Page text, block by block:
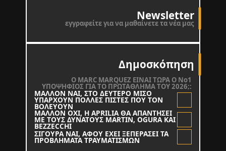
Newsletter
εγγραφείτε για να μαθαίνετε τα νέα μας
Δημοσκόπηση
O MARC MARQUEZ ΕΙΝΑΙ ΤΩΡΑ Ο Νο1
ΥΠΟΨΗΦΙΟΣ ΓΙΑ ΤΟ ΠΡΩΤΑΘΛΗΜΑ ΤΟΥ 2026;:
ΜΑΛΛΟΝ ΝΑΙ, ΣΤΟ ΔΕΥΤΕΡΟ ΜΙΣΟ
ΥΠΑΡΧΟΥΝ ΠΟΛΛΕΣ ΠΙΣΤΕΣ ΠΟΥ ΤΟΝ
ΒΟΛΕΥΟΥΝ
ΜΑΛΛΟΝ ΟΧΙ, Η APRILIA ΘΑ ΑΠΑΝΤΗΣΕΙ
ΜΕ ΤΟΥΣ ΔΥΝΑΤΟΥΣ MARTIN, OGURA KAI
BEZZECCHI
ΣΙΓΟΥΡΑ ΝΑΙ, ΑΦΟΥ ΕΧΕΙ ΞΕΠΕΡΑΣΕΙ ΤΑ
ΠΡΟΒΛΗΜΑΤΑ ΤΡΑΥΜΑΤΙΣΜΩΝ